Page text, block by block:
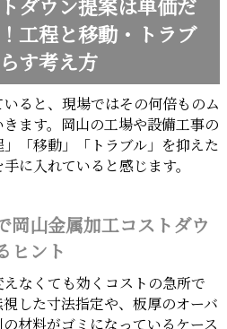
ダウン提案は単価だ
工程と移動・トラブ
す考え方
ると、現場ではその何倍ものム
ます。岡山の工場や設備工事の
「移動」「トラブル」を抑えた
に入れていると感じます。
岡山金属加工コストダウ
ヒント
なくても効くコストの急所で
した寸法指定や、板厚のオーバ
材料がゴミになっているケース